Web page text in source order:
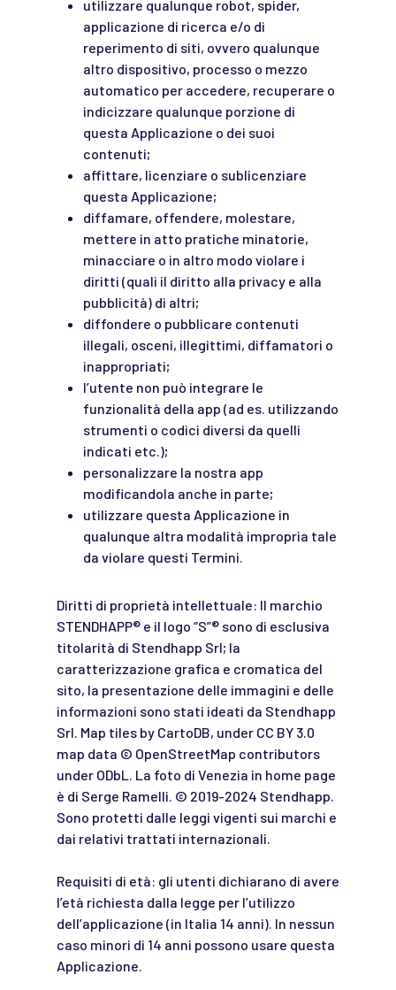
utilizzare qualunque robot, spider,
applicazione di ricerca e/o di
reperimento di siti, ovvero qualunque
altro dispositivo, processo o mezzo
automatico per accedere, recuperare o
indicizzare qualunque porzione di
questa Applicazione o dei suoi
contenuti;
affittare, licenziare o sublicenziare
questa Applicazione;
diffamare, offendere, molestare,
mettere in atto pratiche minatorie,
minacciare o in altro modo violare i
diritti (quali il diritto alla privacy e alla
pubblicità) di altri;
diffondere o pubblicare contenuti
illegali, osceni, illegittimi, diffamatori o
inappropriati;
l’utente non può integrare le
funzionalità della app (ad es. utilizzando
strumenti o codici diversi da quelli
indicati etc.);
personalizzare la nostra app
modificandola anche in parte;
utilizzare questa Applicazione in
qualunque altra modalità impropria tale
da violare questi Termini.
Diritti di proprietà intellettuale: Il marchio
STENDHAPP® e il logo “S”® sono di esclusiva
titolarità di Stendhapp Srl; la
caratterizzazione grafica e cromatica del
sito, la presentazione delle immagini e delle
informazioni sono stati ideati da Stendhapp
Srl. Map tiles by CartoDB, under CC BY 3.0
map data © OpenStreetMap contributors
under ODbL. La foto di Venezia in home page
è di Serge Ramelli. © 2019-2024 Stendhapp.
Sono protetti dalle leggi vigenti sui marchi e
dai relativi trattati internazionali.
Requisiti di età: gli utenti dichiarano di avere
l’età richiesta dalla legge per l’utilizzo
dell’applicazione (in Italia 14 anni). In nessun
caso minori di 14 anni possono usare questa
Applicazione.